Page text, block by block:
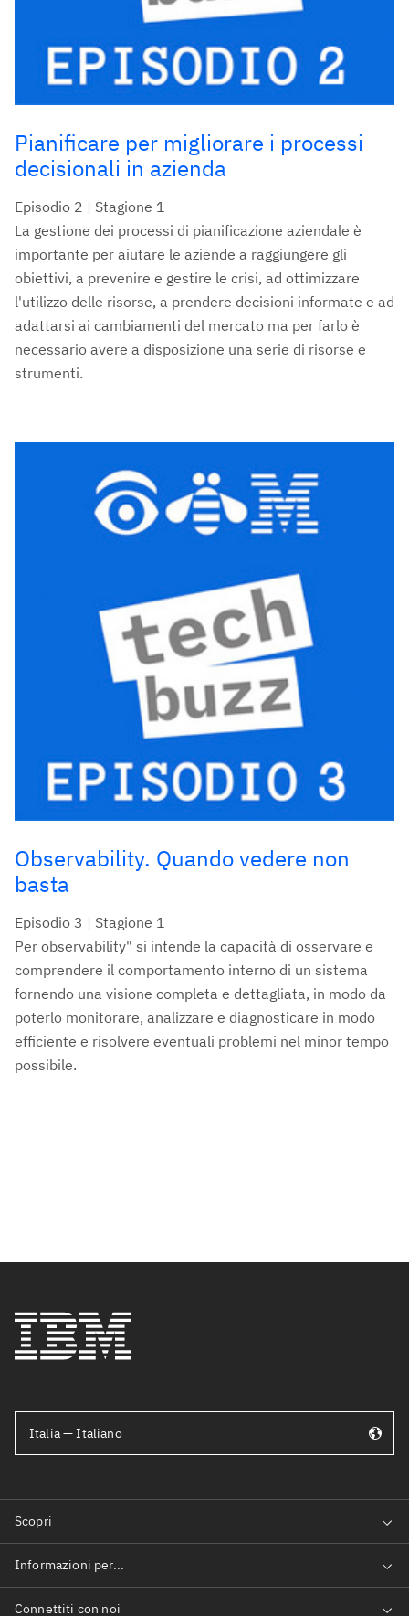
Pianificare per migliorare i processi
decisionali in azienda
Episodio 2 | Stagione 1
La gestione dei processi di pianificazione aziendale è
importante per aiutare le aziende a raggiungere gli
obiettivi, a prevenire e gestire le crisi, ad ottimizzare
l'utilizzo delle risorse, a prendere decisioni informate e ad
adattarsi ai cambiamenti del mercato ma per farlo è
necessario avere a disposizione una serie di risorse e
strumenti.
Observability. Quando vedere non
basta
Episodio 3 | Stagione 1
Per observability" si intende la capacità di osservare e
comprendere il comportamento interno di un sistema
fornendo una visione completa e dettagliata, in modo da
poterlo monitorare, analizzare e diagnosticare in modo
efficiente e risolvere eventuali problemi nel minor tempo
possibile.
Italia — Italiano